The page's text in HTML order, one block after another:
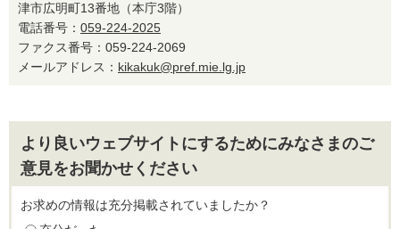
津市広明町13番地（本庁3階）
電話番号： 059-224-2025
ファクス番号：059-224-2069
メールアドレス： kikakuk@pref.mie.lg.jp
より良いウェブサイトにするためにみなさまのご
意見をお聞かせください
お求めの情報は充分掲載されていましたか？